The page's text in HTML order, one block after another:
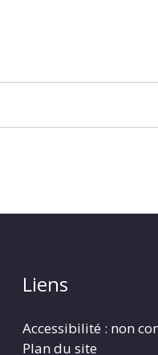
Liens
Accessibilité : non
Plan du site